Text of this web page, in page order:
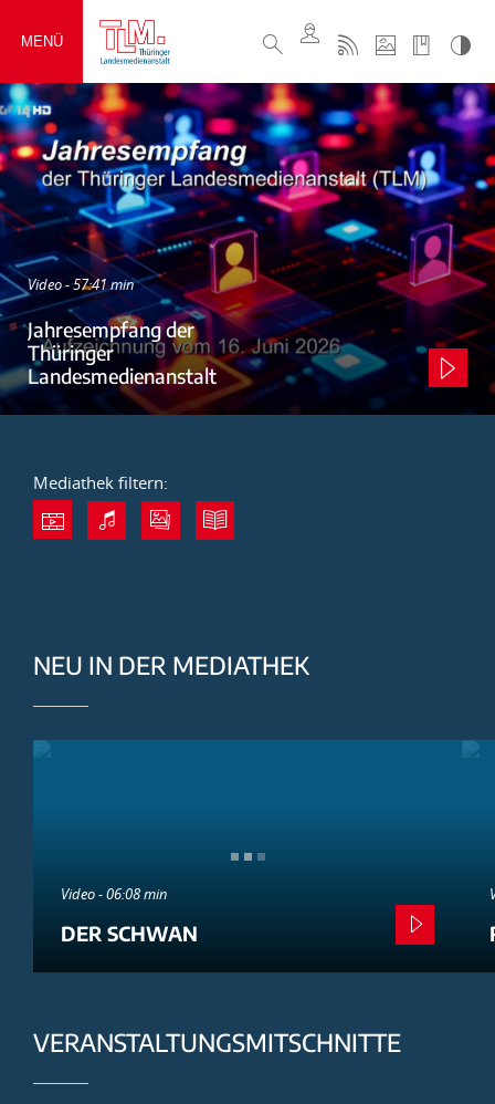
MENÜ
Video - 57:41 min
Jahresempfang der
Thüringer
Landesmedienanstalt
Mediathek filtern:
NEU IN DER MEDIATHEK
Video - 06:08 min
DER SCHWAN
VERANSTALTUNGSMITSCHNITTE